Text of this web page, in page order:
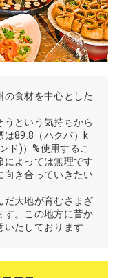
食材を中心とした
という気持ちから
は89.8（ハクバ）k
ド)）%使用するこ
によっては無理です
向き合っていきたい
だ大地が育むさまざ
す。この地方に昔か
いたしております